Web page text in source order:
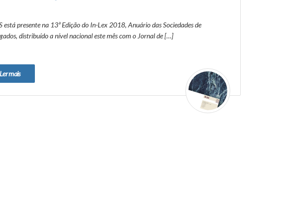
está presente na 13ª Edição do In-Lex 2018, Anuário das Sociedades de
distribuído a nível nacional este mês com o Jornal de […]
Ler mais